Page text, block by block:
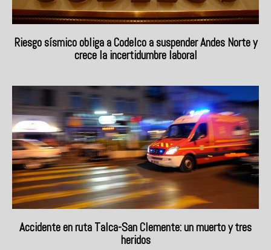
Riesgo sísmico obliga a Codelco a suspender Andes Norte y
crece la incertidumbre laboral
Accidente en ruta Talca-San Clemente: un muerto y tres
heridos